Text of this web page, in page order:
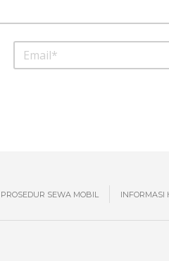
PROSEDUR SEWA MOBIL INFORMASI